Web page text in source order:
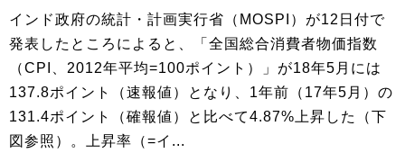
インド政府の統計・計画実行省（MOSPI）が12日付で
発表したところによると、「全国総合消費者物価指数
（CPI、2012年平均=100ポイント）」が18年5月には
137.8ポイント（速報値）となり、1年前（17年5月）の
131.4ポイント（確報値）と比べて4.87%上昇した（下
図参照）。上昇率（=イ...